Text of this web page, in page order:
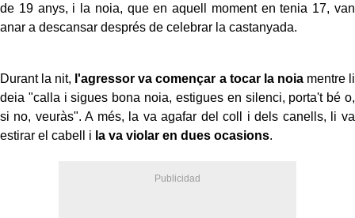
de 19 anys, i la noia, que en aquell moment en tenia 17, van
anar a descansar després de celebrar la castanyada.
Durant la nit, l'agressor va començar a tocar la noiamentre li
deia "calla i sigues bona noia, estigues en silenci, porta't bé o,
si no, veuràs". A més, la va agafar del coll i dels canells, li va
estirar el cabell i la va violar en dues ocasions.